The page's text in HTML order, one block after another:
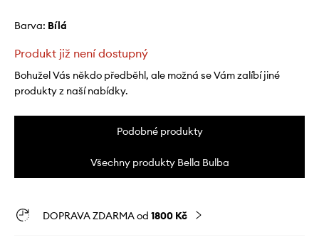
Barva: bílá
Produkt již není dostupný
Bohužel Vás někdo předběhl, ale možná se Vám zalíbí jiné
produkty z naší nabídky.
Podobné produkty
Všechny produkty Bella Bulba
DOPRAVA ZDARMA od 1800 Kč